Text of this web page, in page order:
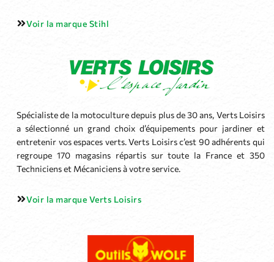
Voir la marque Stihl
Spécialiste de la motoculture depuis plus de 30 ans, Verts Loisirs
a sélectionné un grand choix d’équipements pour jardiner et
entretenir vos espaces verts. Verts Loisirs c’est 90 adhérents qui
regroupe 170 magasins répartis sur toute la France et 350
Techniciens et Mécaniciens à votre service.
Voir la marque Verts Loisirs